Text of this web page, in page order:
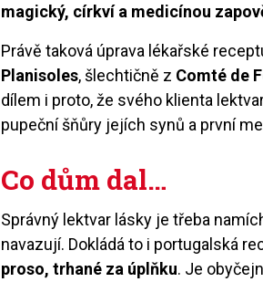
magický, církví a medicínou
Právě taková úprava lékařské
Planisoles, šlechtičně z Comté de
dílem i proto, že svého klienta
pupeční šňůry jejích synů a první
Co dům dal…
Správný lektvar lásky je třeba
navazují. Dokládá to i portugalská
proso, trhané za úplňku. Je